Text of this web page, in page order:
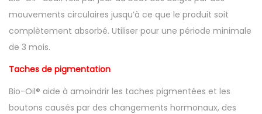
mouvements circulaires jusqu’à ce que le produit soit
complètement absorbé. Utiliser pour une période minimale
de 3 mois.
Taches de pigmentation
Bio-Oil® aide à amoindrir les taches pigmentées et les
boutons causés par des changements hormonaux, des